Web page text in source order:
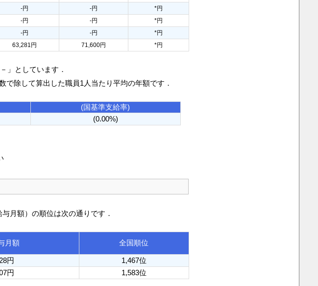
-円 -円
*円
-円 -円
*円
-円 -円
*円
63,281円 71,600円 *円
」としています．
で除して算出した職員1人当たり平均の年額です．
(国基準支給率)
(0.00%)
月額）の順位は次の通りです．
月額 全国順位
円
1,467位
円 1,583位